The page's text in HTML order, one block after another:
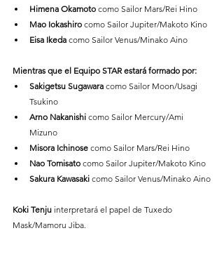
Himena Okamoto como Sailor Mars/Rei Hino
Mao Iokashiro como Sailor Jupiter/Makoto Kino
Eisa Ikeda como Sailor Venus/Minako Aino
Mientras que el Equipo STAR estará formado por:
Sakigetsu Sugawara como Sailor Moon/Usagi
Tsukino
Arno Nakanishi como Sailor Mercury/Ami
Mizuno
Misora Ichinose como Sailor Mars/Rei Hino
Nao Tomisato como Sailor Jupiter/Makoto Kino
Sakura Kawasaki como Sailor Venus/Minako Aino
Koki Tenju interpretará el papel de Tuxedo
Mask/Mamoru Jiba.